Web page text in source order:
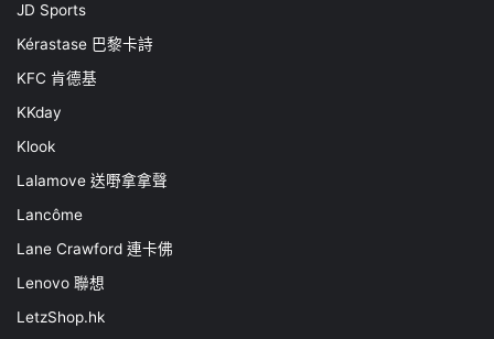
JD Sports
Kérastase 巴黎卡詩
KFC 肯德基
KKday
Klook
Lalamove 送嘢拿拿聲
Lancôme
Lane Crawford 連卡佛
Lenovo 聯想
LetzShop.hk